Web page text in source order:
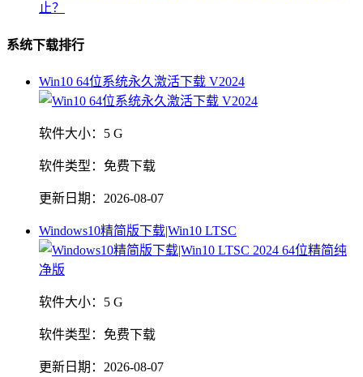
止？
系统下载排行
Win10 64位系统永久激活下载 V2024
软件大小： 5 G
软件类型： 免费下载
更新日期： 2026-08-07
Windows10精简版下载|Win10 LTSC
软件大小： 5 G
软件类型： 免费下载
更新日期： 2026-08-07